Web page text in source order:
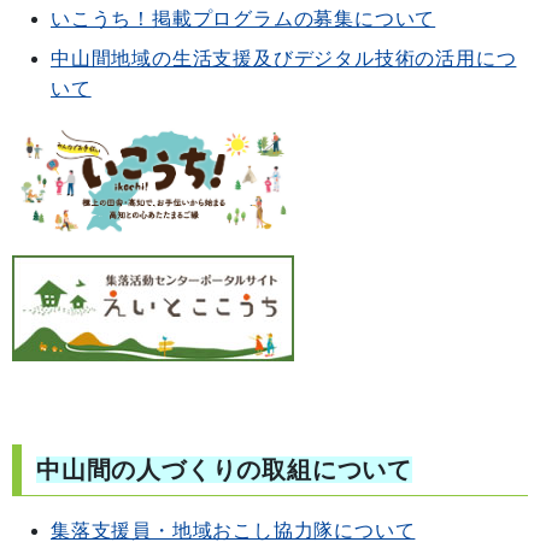
いこうち！掲載プログラムの募集について
中山間地域の生活支援及びデジタル技術の活用につ
いて
中山間の人づくりの取組について
集落支援員・地域おこし協力隊について